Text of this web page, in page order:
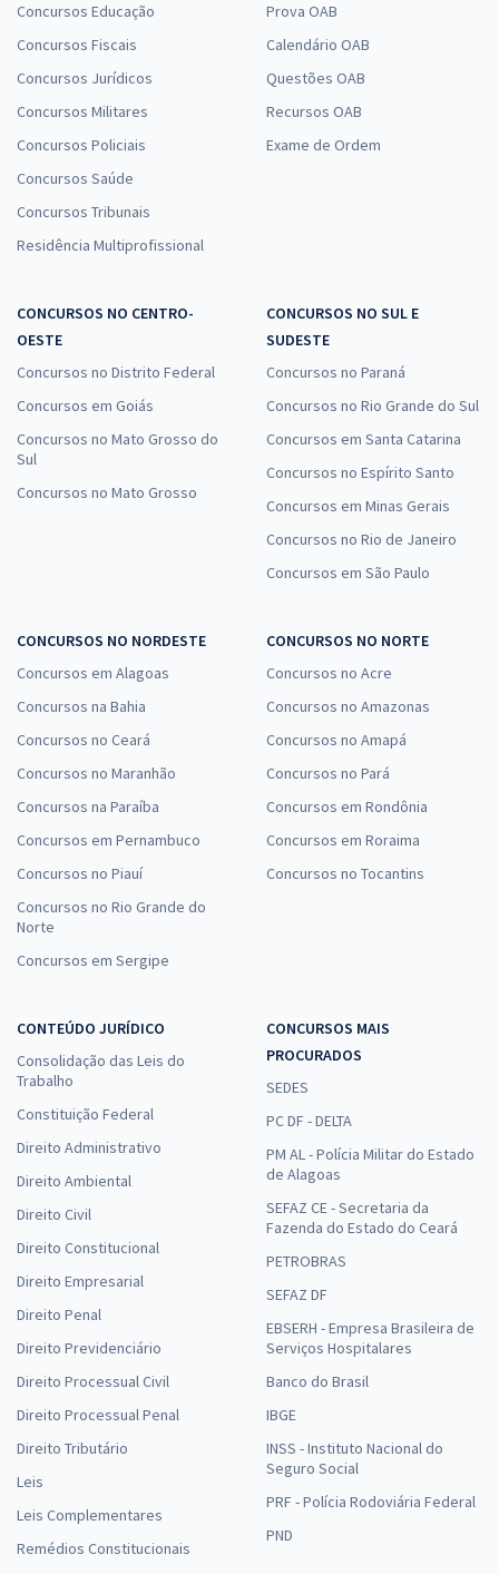
à vista
23,33
Economize R$ 70,00 (-20%)
- Conhecimentos Específicos para Técnico de Atividades de Defesa
à vista
R$22,00
Economize R$ 66,00 (-20%)
Comprar
Concursos Educação
Concursos Fiscais
Concursos Jurídicos
Concursos Militares
Concursos Policiais
Concursos Saúde
Concursos Tribunais
Residência Multiprofissional
Prova OAB
Calendário OAB
Questões OAB
Recursos OAB
Exame de Ordem
CONCURSOS NO CENTRO-
OESTE
Concursos no Distrito Federal
Concursos em Goiás
Concursos no Mato Grosso do
Sul
Concursos no Mato Grosso
CONCURSOS NO SUL E
SUDESTE
Concursos no Paraná
Concursos no Rio Grande do Sul
Concursos em Santa Catarina
Concursos no Espírito Santo
Concursos em Minas Gerais
Concursos no Rio de Janeiro
Concursos em São Paulo
CONCURSOS NO NORDESTE
Concursos em Alagoas
Concursos na Bahia
Concursos no Ceará
Concursos no Maranhão
Concursos na Paraíba
Concursos em Pernambuco
Concursos no Piauí
Concursos no Rio Grande do
Norte
Concursos em Sergipe
CONCURSOS NO NORTE
Concursos no Acre
Concursos no Amazonas
Concursos no Amapá
Concursos no Pará
Concursos em Rondônia
Concursos em Roraima
Concursos no Tocantins
CONTEÚDO JURÍDICO
Consolidação das Leis do
Trabalho
Constituição Federal
Direito Administrativo
Direito Ambiental
Direito Civil
Direito Constitucional
Direito Empresarial
Direito Penal
Direito Previdenciário
Direito Processual Civil
Direito Processual Penal
Direito Tributário
Leis
Leis Complementares
Remédios Constitucionais
CONCURSOS MAIS
PROCURADOS
SEDES
PC DF - DELTA
PM AL - Polícia Militar do Estado
de Alagoas
SEFAZ CE - Secretaria da
Fazenda do Estado do Ceará
PETROBRAS
SEFAZ DF
EBSERH - Empresa Brasileira de
Serviços Hospitalares
Banco do Brasil
IBGE
INSS - Instituto Nacional do
Seguro Social
PRF - Polícia Rodoviária Federal
PND